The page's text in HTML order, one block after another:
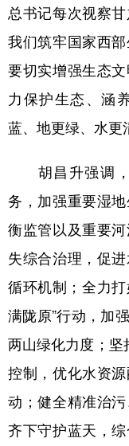
总书记每次视察
我们筑牢国家西
要切实增强生态
力保护生态、涵
蓝、地更绿、水更
胡昌升强调，
务，加强重要湿
衡监管以及重要
失综合治理，促
循环机制；全力
满陇原”行动，加
两山绿化力度；坚
控制，优化水资
动；健全精准治
齐下守护蓝天，